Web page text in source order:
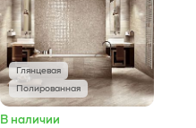
Глянцевая
Полированная
В наличии